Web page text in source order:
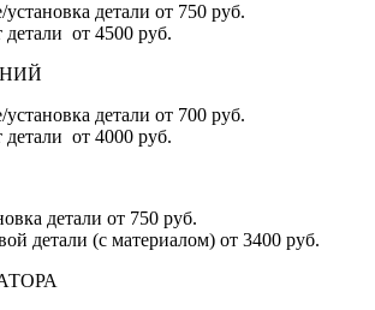
детали от 750 руб.
детали от 4500 руб.
детали от 700 руб.
детали от 4000 руб.
детали от 750 руб.
детали (с материалом) от 3400 руб.